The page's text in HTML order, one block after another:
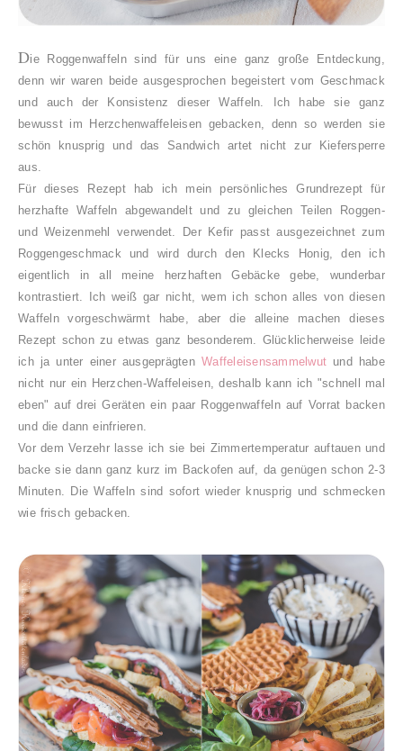
Die Roggenwaffeln sind für uns eine ganz große Entdeckung,
denn wir waren beide ausgesprochen begeistert vom Geschmack
und auch der Konsistenz dieser Waffeln. Ich habe sie ganz
bewusst im Herzchenwaffeleisen gebacken, denn so werden sie
schön knusprig und das Sandwich artet nicht zur Kiefersperre
aus.
Für dieses Rezept hab ich mein persönliches Grundrezept für
herzhafte Waffeln abgewandelt und zu gleichen Teilen Roggen-
und Weizenmehl verwendet. Der Kefir passt ausgezeichnet zum
Roggengeschmack und wird durch den Klecks Honig, den ich
eigentlich in all meine herzhaften Gebäcke gebe, wunderbar
kontrastiert. Ich weiß gar nicht, wem ich schon alles von diesen
Waffeln vorgeschwärmt habe, aber die alleine machen dieses
Rezept schon zu etwas ganz besonderem. Glücklicherweise leide
ich ja unter einer ausgeprägten Waffeleisensammelwut und habe
nicht nur ein Herzchen-Waffeleisen, deshalb kann ich "schnell mal
eben" auf drei Geräten ein paar Roggenwaffeln auf Vorrat backen
und die dann einfrieren.
Vor dem Verzehr lasse ich sie bei Zimmertemperatur auftauen und
backe sie dann ganz kurz im Backofen auf, da genügen schon 2-3
Minuten. Die Waffeln sind sofort wieder knusprig und schmecken
wie frisch gebacken.